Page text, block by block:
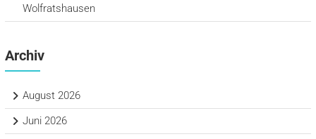
Wolfratshausen
Archiv
August 2026
Juni 2026